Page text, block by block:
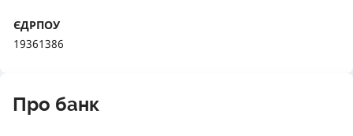
ЄДРПОУ
19361386
Про банк